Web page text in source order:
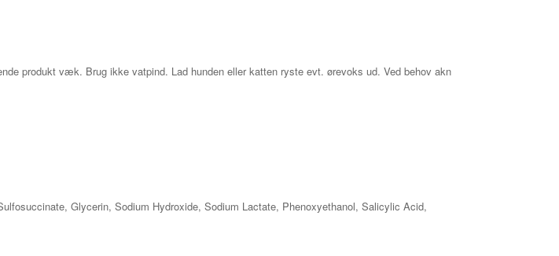
produkt væk. Brug ikke vatpind. Lad hunden eller katten ryste evt. ørevoks ud. Ved behov akn
Glycerin, Sodium Hydroxide, Sodium Lactate, Phenoxyethanol, Salicylic Acid,